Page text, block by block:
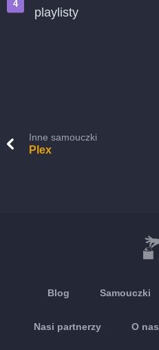
playlisty
Inne samouczki
Plex
Blog Samouczki
Nasi partnerzy O nas